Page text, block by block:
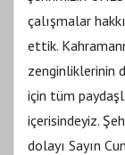
çalışmalar
ettik.
zenginliklerinin
için tüm
içerisindeyiz.
dolayı Sayın